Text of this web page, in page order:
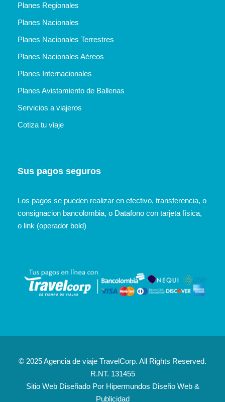
Planes Regionales
Planes Nacionales
Planes Nacionales Terrestres
Planes Nacionales Aéreos
Planes Internacionales
Planes Avistamiento de Ballenas
Servicios a viajeros
Cotiza tu viaje
Sus pagos seguros
Los pagos se pueden realizar en efectivo, transferencia, o
consignacion bancolombia, o Datafono con tarjeta física,
o link (operador bold)
© 2025 Agencia de viaje TravelCorp. All Rights Reserved.
R.NT. 131455
Sitio Web Diseñado Por Hipermundos Diseño Web &
Publicidad